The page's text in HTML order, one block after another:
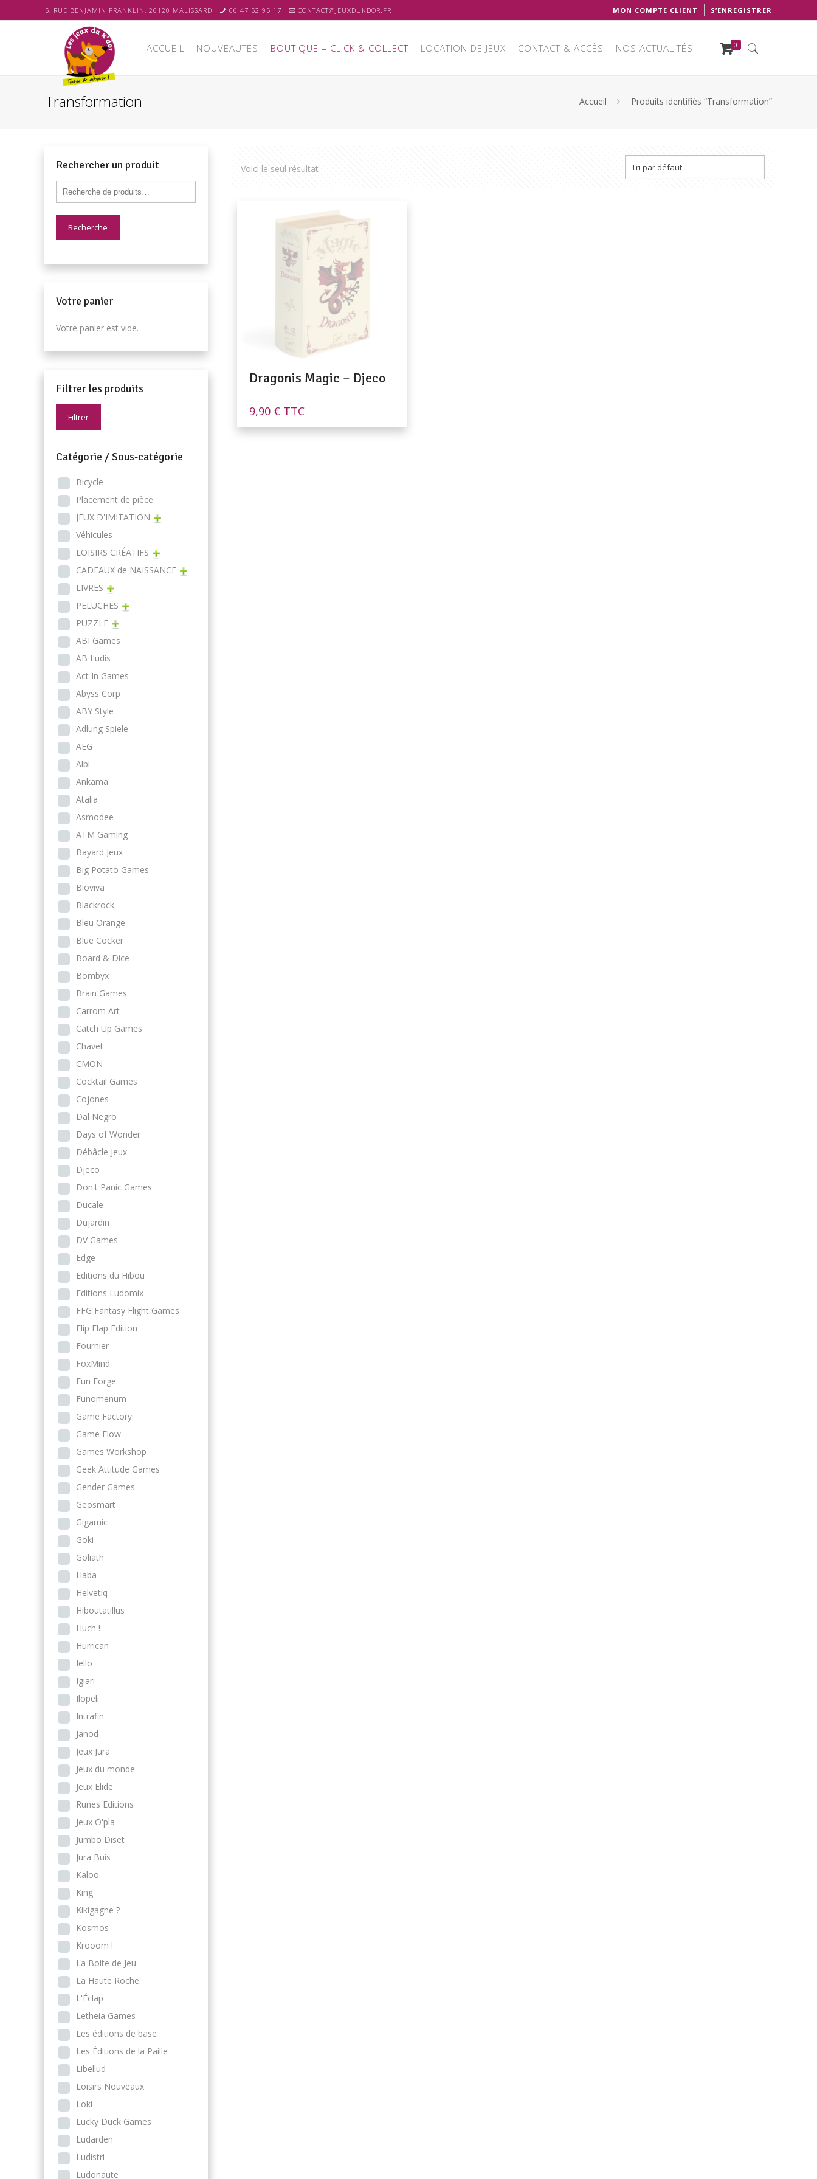
5, RUE BENJAMIN FRANKLIN, 26120 MALISSARD 06 47 52 95 17 CONTACT@JEUXDUKDOR.FR MON COMPTE CLIENT S’ENREGISTRER
ACCUEIL NOUVEAUTÉS BOUTIQUE – CLICK & COLLECT LOCATION DE JEUX CONTACT & ACCÈS NOS ACTUALITÉS 0
Transformation Accueil Produits identifiés “Transformation”
Voici le seul résultat
Dragonis Magic – Djeco
9,90 € TTC
Rechercher un produit
Recherche
Votre panier
Votre panier est vide.
Filtrer les produits
Filtrer
Catégorie / Sous-catégorie
Bicycle
Placement de pièce
JEUX D'IMITATION
Véhicules
LOISIRS CRÉATIFS
CADEAUX de NAISSANCE
LIVRES
PELUCHES
PUZZLE
ABI Games
AB Ludis
Act In Games
Abyss Corp
ABY Style
Adlung Spiele
AEG
Albi
Ankama
Atalia
Asmodee
ATM Gaming
Bayard Jeux
Big Potato Games
Bioviva
Blackrock
Bleu Orange
Blue Cocker
Board & Dice
Bombyx
Brain Games
Carrom Art
Catch Up Games
Chavet
CMON
Cocktail Games
Cojones
Dal Negro
Days of Wonder
Débâcle Jeux
Djeco
Don't Panic Games
Ducale
Dujardin
DV Games
Edge
Editions du Hibou
Editions Ludomix
FFG Fantasy Flight Games
Flip Flap Edition
Fournier
FoxMind
Fun Forge
Funomenum
Game Factory
Game Flow
Games Workshop
Geek Attitude Games
Gender Games
Geosmart
Gigamic
Goki
Goliath
Haba
Helvetiq
Hiboutatillus
Huch !
Hurrican
Iello
Igiari
Ilopeli
Intrafin
Janod
Jeux Jura
Jeux du monde
Jeux Elide
Runes Editions
Jeux O'pla
Jumbo Diset
Jura Buis
Kaloo
King
Kikigagne ?
Kosmos
Krooom !
La Boite de Jeu
La Haute Roche
L'Éclap
Letheia Games
Les éditions de base
Les Éditions de la Paille
Libellud
Loisirs Nouveaux
Loki
Lucky Duck Games
Ludarden
Ludistri
Ludonaute